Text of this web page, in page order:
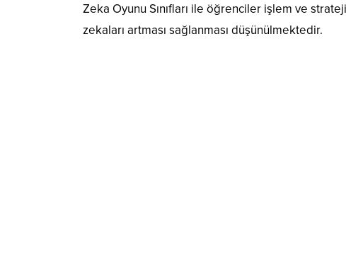
Zeka Oyunu Sınıfları ile öğrenciler işlem ve
zekaları artması sağlanması düşünülmektedir.